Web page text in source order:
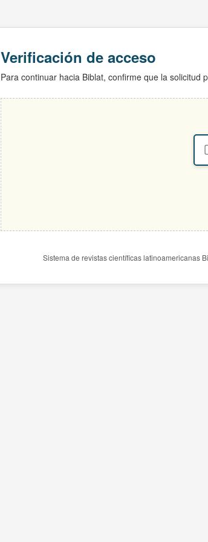
Verificación de acceso
Para continuar hacia Biblat, confirme que la solicitud
Sistema de revistas científicas latinoamericanas